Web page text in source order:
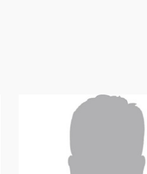
Profesor Begum